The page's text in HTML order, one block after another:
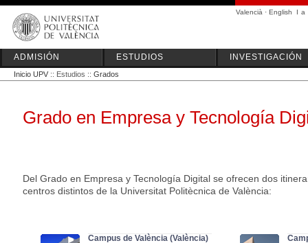
Valencià · English I a
ADMISIÓN ESTUDIOS INVESTIGACIÓN
Inicio UPV :: Estudios :: Grados
Grado en Empresa y Tecnología
Del Grado en Empresa y Tecnología Digital se ofrecen dos
centros distintos de la Universitat Politècnica de València:
Campus de València (València)